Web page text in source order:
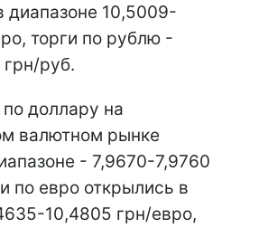
диапазоне 10,5009-
торги по рублю -
руб.
доллару на
валютном рынке
- 7,9670-7,9760
по евро открылись в
10,4805 грн/евро,